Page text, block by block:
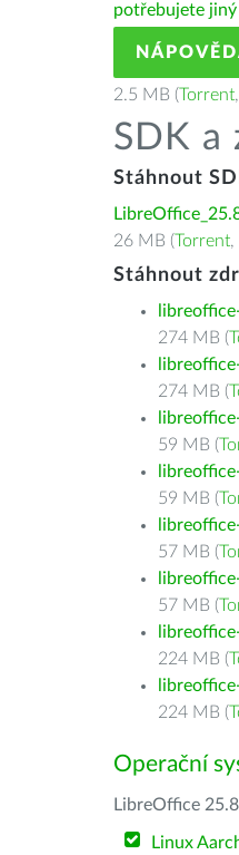
potřebujete jiný
2.5 MB (Torrent,
SDK a
Stáhnout
26 MB (Torrent,
Stáhnout
274 MB (
274 MB (
59 MB (
59 MB (
57 MB (
57 MB (
224 MB (
224 MB (
Operační
LibreOffice
Linux